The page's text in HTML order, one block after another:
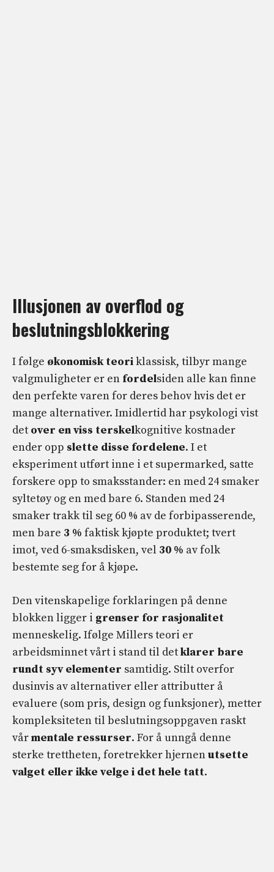
Illusjonen av overflod og
beslutningsblokkering
I følge økonomisk teoriklassisk, tilbyr mange
valgmuligheter er en fordelsiden alle kan finne
den perfekte varen for deres behov hvis det er
mange alternativer. Imidlertid har psykologi vist
det over en viss terskelkognitive kostnader
ender opp slette disse fordelene. I et
eksperiment utført inne i et supermarked, satte
forskere opp to smaksstander: en med 24 smaker
syltetøy og en med bare 6. Standen med 24
smaker trakk til seg 60 % av de forbipasserende,
men bare 3 % faktisk kjøpte produktet; tvert
imot, ved 6-smaksdisken, vel 30 % av folk
bestemte seg for å kjøpe.
Den vitenskapelige forklaringen på denne
blokken ligger i grenser for rasjonalitet
menneskelig. Ifølge Millers teori er
arbeidsminnet vårt i stand til detklarer bare
rundt syv elementer samtidig. Stilt overfor
dusinvis av alternativer eller attributter å
evaluere (som pris, design og funksjoner), metter
kompleksiteten til beslutningsoppgaven raskt
vårmentale ressurser. For å unngå denne
sterke trettheten, foretrekker hjernenutsette
valget eller ikke velge i det hele tatt.